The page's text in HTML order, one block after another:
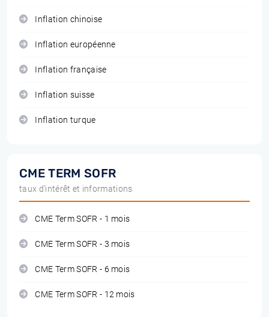
Inflation chinoise
Inflation européenne
Inflation française
Inflation suisse
Inflation turque
CME TERM SOFR
taux d'intérêt et informations
CME Term SOFR - 1 mois
CME Term SOFR - 3 mois
CME Term SOFR - 6 mois
CME Term SOFR - 12 mois